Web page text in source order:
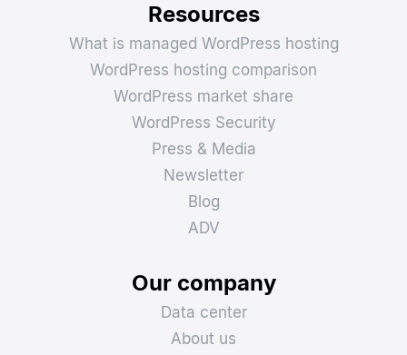
Resources
What is managed WordPress hosting
WordPress hosting comparison
WordPress market share
WordPress Security
Press & Media
Newsletter
Blog
ADV
Our company
Data center
About us